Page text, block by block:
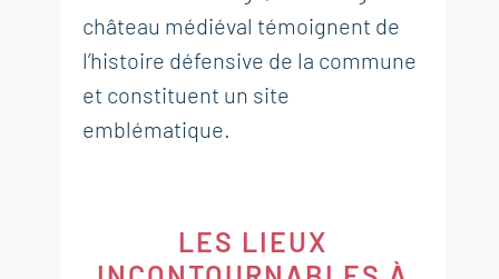
château médiéval témoignent de
l’histoire défensive de la commune
et constituent un site
emblématique.
LES LIEUX